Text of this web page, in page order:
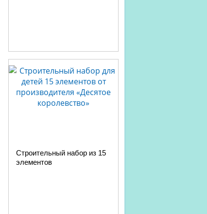
Строительный набор из 15
элементов